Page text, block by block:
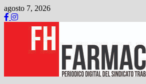
Saltar
al
contenido
agosto 7, 2026